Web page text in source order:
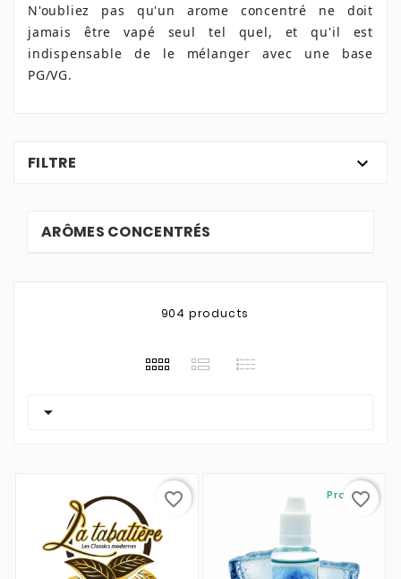
N'oubliez pas qu'un arome concentré ne doit
jamais être vapé seul tel quel, et qu'il est
indispensable de le mélanger avec une base
PG/VG.
FILTRE 
ARÔMES CONCENTRÉS
904 products

favorite_border Promo !
favorite_border